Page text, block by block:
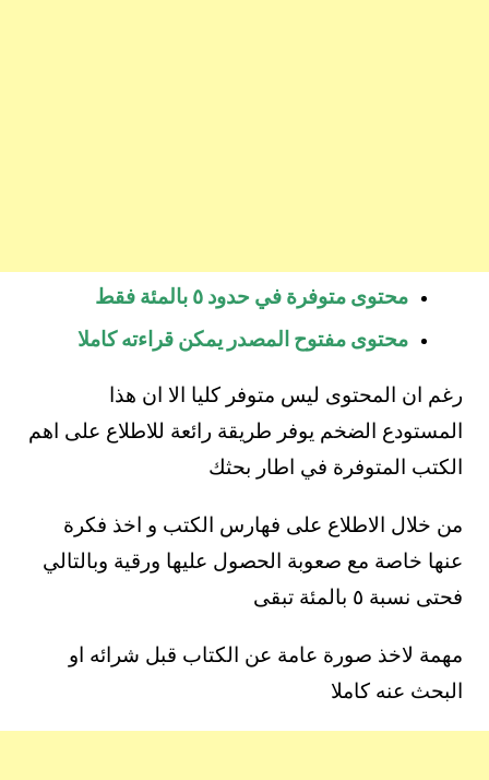
محتوى متوفرة في حدود ٥ بالمئة فقط
محتوى مفتوح المصدر يمكن قراءته كاملا
رغم ان المحتوى ليس متوفر كليا الا ان هذا
المستودع الضخم يوفر طريقة رائعة للاطلاع على اهم
الكتب المتوفرة في اطار بحثك
من خلال الاطلاع على فهارس الكتب و اخذ فكرة
عنها خاصة مع صعوبة الحصول عليها ورقية وبالتالي
فحتى نسبة ٥ بالمئة تبقى
مهمة لاخذ صورة عامة عن الكتاب قبل شرائه او
البحث عنه كاملا